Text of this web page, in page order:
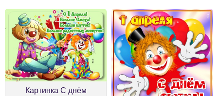
Картинка С днём